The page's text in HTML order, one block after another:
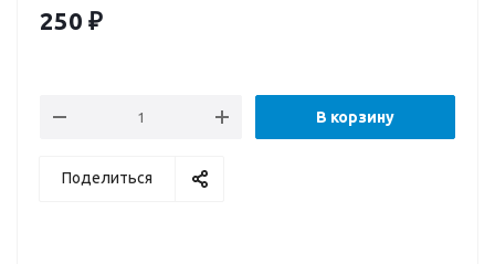
250 ₽
В корзину
Поделиться